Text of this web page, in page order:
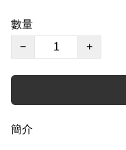
數量
−
+
簡介